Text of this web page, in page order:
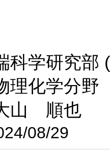
科学研究部
化学分野
山 順也
08/29